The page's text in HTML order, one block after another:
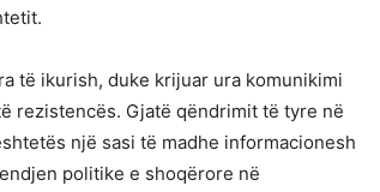
të ikurish, duke krijuar ura komunikimi
rezistencës. Gjatë qëndrimit të tyre në
një sasi të madhe informacionesh
politike e shoqërore në